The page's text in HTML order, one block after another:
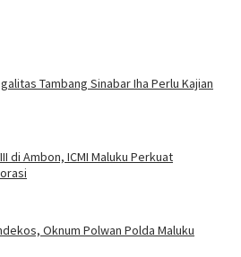
Tambang Sinabar Iha Perlu Kajian
di Ambon, ICMI Maluku Perkuat
Oknum Polwan Polda Maluku